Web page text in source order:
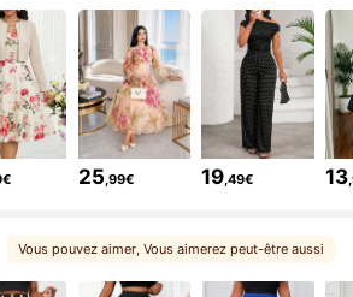
Suiveurs
Suiveurs
Suiveurs
Suiveurs
Suiveurs 25,99€ 19,49€ 13
Vous pouvez aimer , Vous aimerez peut-être aussi